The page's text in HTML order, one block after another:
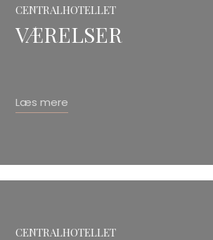
CENTRALHOTELLET
VÆRELSER
Læs mere
​CENTRALHOTELLET